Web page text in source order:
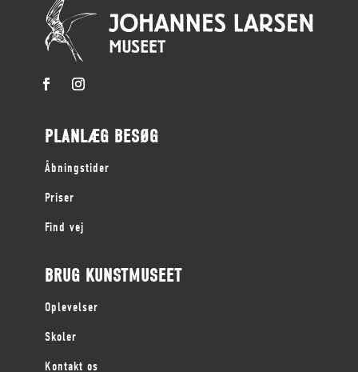
PLANLÆG BESØG
Åbningstider
Priser
Find vej
BRUG KUNSTMUSEET
Oplevelser
Skoler
Kontakt os